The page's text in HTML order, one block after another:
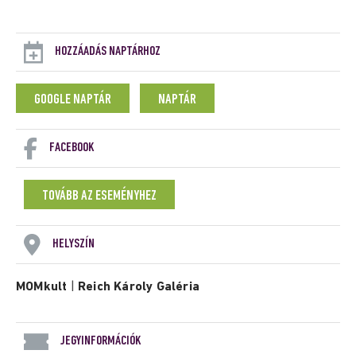
HOZZÁADÁS NAPTÁRHOZ
GOOGLE NAPTÁR NAPTÁR
FACEBOOK
TOVÁBB AZ ESEMÉNYHEZ
HELYSZÍN
MOMkult Reich Károly Galéria
JEGYINFORMÁCIÓK